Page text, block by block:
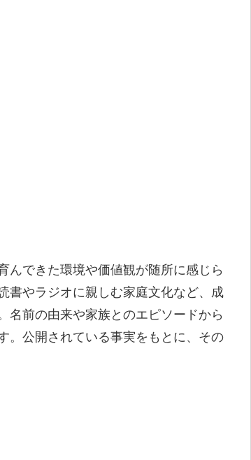
んできた環境や価値観が随所に感じら
書やラジオに親しむ家庭文化など、成
名前の由来や家族とのエピソードから
。公開されている事実をもとに、その